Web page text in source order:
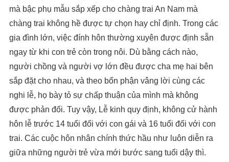
mà bậc phụ mẫu sắp xếp cho chàng trai An Nam mà
chàng trai không hề được tự chọn hay chỉ định. Trong các
gia đình lớn, việc đính hôn thường xuyên được định sẵn
ngay từ khi con trẻ còn trong nôi. Dù bằng cách nào,
người chồng và người vợ lớn đều được cha mẹ hai bên
sắp đặt cho nhau, và theo bổn phận vâng lời cùng các
nghi lễ, họ bày tỏ sự chấp thuận của mình mà không
được phản đối. Tuy vậy, Lễ kinh quy định, không cử hành
hôn lễ trước 14 tuổi đối với con gái và 16 tuổi đối với con
trai. Các cuộc hôn nhân chính thức hầu như luôn diễn ra
giữa những người trẻ vừa mới bước sang tuổi dậy thì.